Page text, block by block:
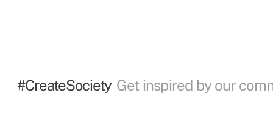
#CreateSociety Get inspired by our